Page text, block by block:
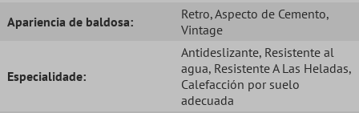
Apariencia de baldosa:
Retro, Aspecto de Cemento,
Vintage
Especialidade:
Antideslizante, Resistente al
agua, Resistente A Las Heladas,
Calefacción por suelo
adecuada